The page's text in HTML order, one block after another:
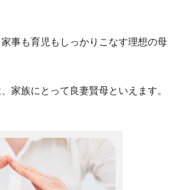
事も育児もしっかりこなす理想の母
家族にとって良妻賢母といえます。